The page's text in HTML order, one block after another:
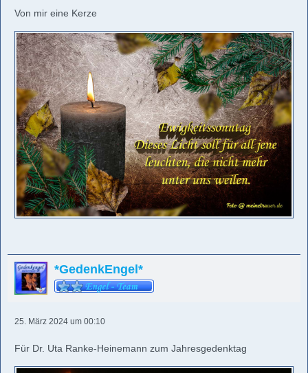
Von mir eine Kerze
*GedenkEngel*
25. März 2024 um 00:10
Für Dr. Uta Ranke-Heinemann zum Jahresgedenktag